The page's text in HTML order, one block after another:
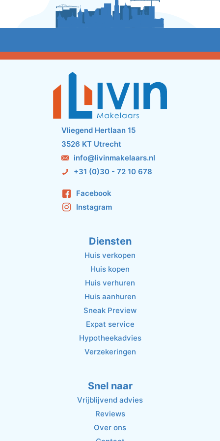
Vliegend Hertlaan 15
3526 KT Utrecht
info@livinmakelaars.nl
+31 (0)30 - 72 10 678
Facebook
Instagram
Diensten
Huis verkopen
Huis kopen
Huis verhuren
Huis aanhuren
Sneak Preview
Expat service
Hypotheekadvies
Verzekeringen
Snel naar
Vrijblijvend advies
Reviews
Over ons